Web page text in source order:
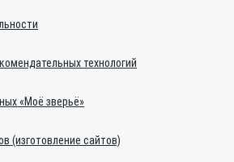
технологий
«Моё зверьё»
(изготовление сайтов)